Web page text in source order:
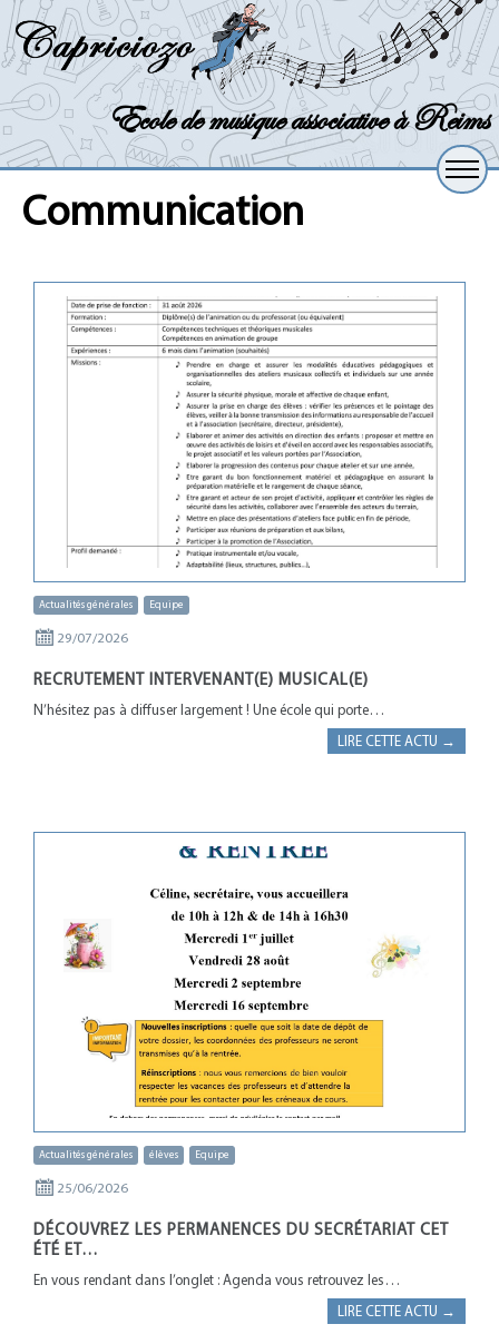
Ecole de musique associative à Reims
Communication
Actualités générales Equipe
29/07/2026
RECRUTEMENT INTERVENANT(E) MUSICAL(E)
N’hésitez pas à diffuser largement ! Une école qui porte…
LIRE CETTE ACTU →
Actualités générales élèves Equipe
25/06/2026
DÉCOUVREZ LES PERMANENCES DU SECRÉTARIAT CET
ÉTÉ ET…
En vous rendant dans l’onglet : Agenda vous retrouvez les…
LIRE CETTE ACTU →